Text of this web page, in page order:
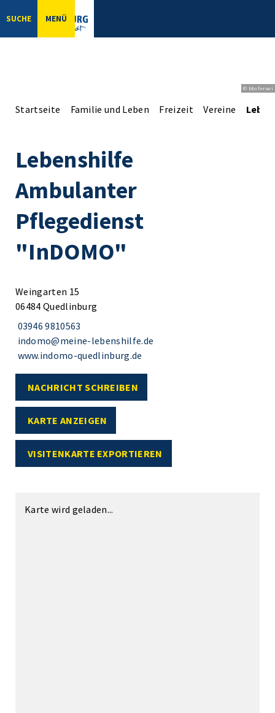
SUCHE MENÜ
© bbsferrari
Startseite Familie und Leben Freizeit Vereine
Lebenshilfe
Ambulanter
Pflegedienst
"InDOMO"
Weingarten 15
06484 Quedlinburg
03946 9810563
indomo@meine-lebenshilfe.de
www.indomo-quedlinburg.de
NACHRICHT SCHREIBEN
KARTE ANZEIGEN
VISITENKARTE EXPORTIEREN
Karte wird geladen...